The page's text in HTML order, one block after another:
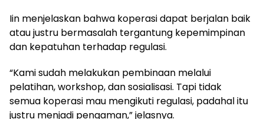
Iin menjelaskan bahwa koperasi dapat berjalan baik
atau justru bermasalah tergantung kepemimpinan
dan kepatuhan terhadap regulasi.
“Kami sudah melakukan pembinaan melalui
pelatihan, workshop, dan sosialisasi. Tapi tidak
semua koperasi mau mengikuti regulasi, padahal itu
justru menjadi pengaman,” jelasnya.